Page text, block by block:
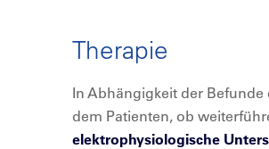
Therapie
In Abhängigkeit der
dem Patienten, ob
elektrophysiologische